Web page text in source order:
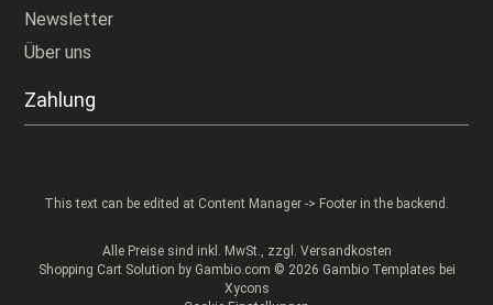
Newsletter
Über uns
Zahlung
This text can be edited at Content Manager -> Footer in the backend.
Alle Preise sind inkl. MwSt., zzgl. Versandkosten
Shopping Cart Solution by Gambio.com © 2026 Gambio Templates bei
Xycons